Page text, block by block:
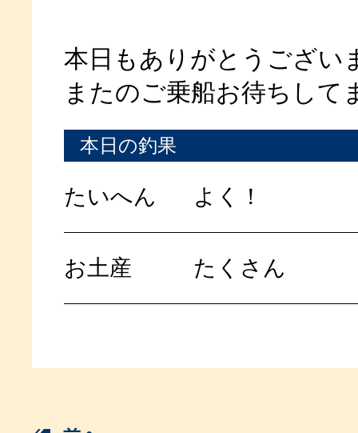
本日もありがとうござい
またのご乗船お待ちして
本日の釣果
たいへん よく！
お土産 たくさん